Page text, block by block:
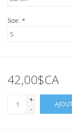
Size: *
42,00$CA
+
-